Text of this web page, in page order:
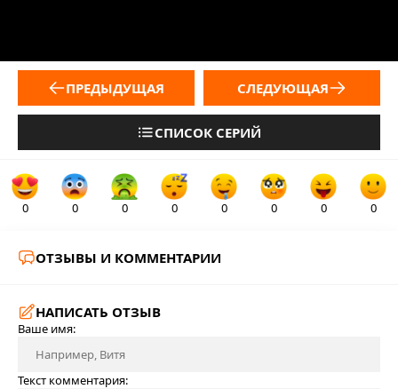
ПРЕДЫДУЩАЯ
СПИСОК СЕРИЙ
СЛЕДУЮЩАЯ
0 0 0 0 0 0 0 0
ОТЗЫВЫ И КОММЕНТАРИИ
НАПИСАТЬ ОТЗЫВ
Ваше имя:
Текст комментария: